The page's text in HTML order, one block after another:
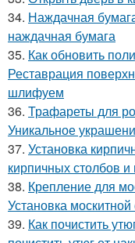
34. Наждачная
наждачная бумага
35. Как обновить
Реставрация
шлифуем
36. Трафареты для
Уникальное
37. Установка
кирпичных столбов
38. Крепление для
Установка
39. Как почистить